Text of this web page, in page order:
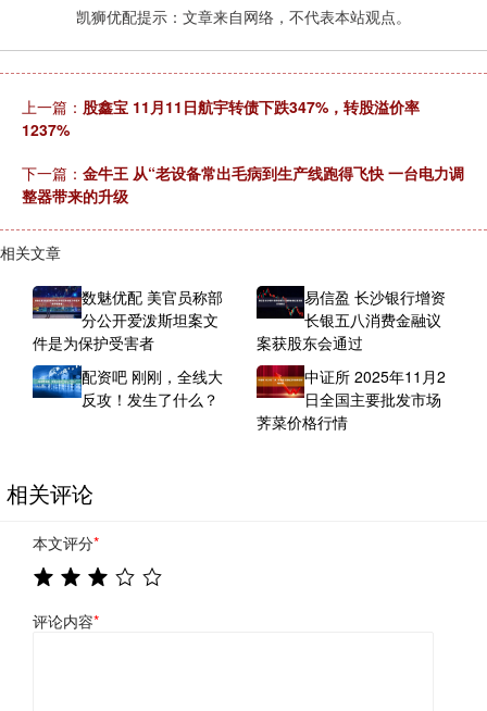
凯狮优配提示：文章来自网络，不代表本站观点。
上一篇： 股鑫宝 11月11日航宇转债下跌347%，转股溢价率
1237%
下一篇： 金牛王 从“老设备常出毛病到生产线跑得飞快 一台电力调
整器带来的升级
相关文章
数魅优配 美官员称部
分公开爱泼斯坦案文
件是为保护受害者
易信盈 长沙银行增资
长银五八消费金融议
案获股东会通过
配资吧 刚刚，全线大
反攻！发生了什么？
中证所 2025年11月2
日全国主要批发市场
荠菜价格行情
相关评论
本文评分*
评论内容*